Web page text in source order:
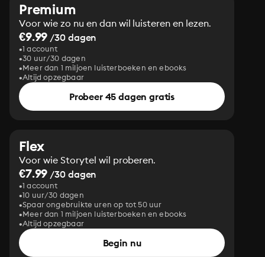
Premium
Voor wie zo nu en dan wil luisteren en lezen.
€9.99 /30 dagen
1 account
30 uur/30 dagen
Meer dan 1 miljoen luisterboeken en ebooks
Altijd opzegbaar
Probeer 45 dagen gratis
Flex
Voor wie Storytel wil proberen.
€7.99 /30 dagen
1 account
10 uur/30 dagen
Spaar ongebruikte uren op tot 50 uur
Meer dan 1 miljoen luisterboeken en ebooks
Altijd opzegbaar
Begin nu